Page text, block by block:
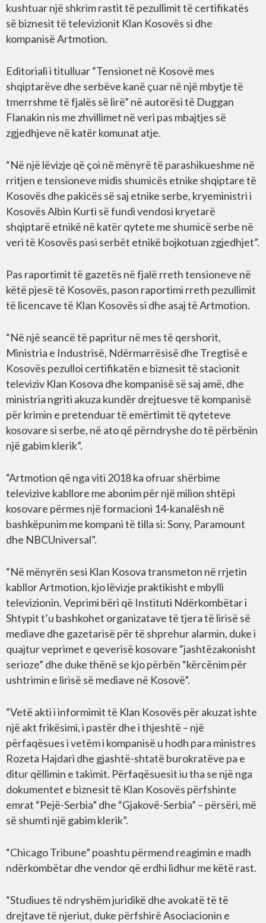
kushtuar një shkrim rastit të pezullimit të certifikatës
së biznesit të televizionit Klan Kosovës si dhe
kompanisë Artmotion.
Editoriali i titulluar “Tensionet në Kosovë mes
shqiptarëve dhe serbëve kanë çuar në një mbytje të
tmerrshme të fjalës së lirë” në autorësi të Duggan
Flanakin nis me zhvillimet në veri pas mbajtjes së
zgjedhjeve në katër komunat atje.
“Në një lëvizje që çoi në mënyrë të parashikueshme në
rritjen e tensioneve midis shumicës etnike shqiptare të
Kosovës dhe pakicës së saj etnike serbe, kryeministri i
Kosovës Albin Kurti së fundi vendosi kryetarë
shqiptarë etnikë në katër qytete me shumicë serbe në
veri të Kosovës pasi serbët etnikë bojkotuan zgjedhjet”.
Pas raportimit të gazetës në fjalë rreth tensioneve në
këtë pjesë të Kosovës, pason raportimi rreth pezullimit
të licencave të Klan Kosovës si dhe asaj të Artmotion.
“Në një seancë të papritur në mes të qershorit,
Ministria e Industrisë, Ndërmarrësisë dhe Tregtisë e
Kosovës pezulloi certifikatën e biznesit të stacionit
televiziv Klan Kosova dhe kompanisë së saj amë, dhe
ministria ngriti akuza kundër drejtuesve të kompanisë
për krimin e pretenduar të emërtimit të qyteteve
kosovare si serbe, në ato që përndryshe do të përbënin
një gabim klerik”.
“Artmotion që nga viti 2018 ka ofruar shërbime
televizive kabllore me abonim për një milion shtëpi
kosovare përmes një formacioni 14-kanalësh në
bashkëpunim me kompani të tilla si: Sony, Paramount
dhe NBCUniversal”.
“Në mënyrën sesi Klan Kosova transmeton në rrjetin
kabllor Artmotion, kjo lëvizje praktikisht e mbylli
televizionin. Veprimi bëri që Instituti Ndërkombëtar i
Shtypit t’u bashkohet organizatave të tjera të lirisë së
mediave dhe gazetarisë për të shprehur alarmin, duke i
quajtur veprimet e qeverisë kosovare “jashtëzakonisht
serioze” dhe duke thënë se kjo përbën “kërcënim për
ushtrimin e lirisë së mediave në Kosovë”.
“Vetë akti i informimit të Klan Kosovës për akuzat ishte
një akt frikësimi, i pastër dhe i thjeshtë – një
përfaqësues i vetëm i kompanisë u hodh para ministres
Rozeta Hajdari dhe gjashtë-shtatë burokratëve pa e
ditur qëllimin e takimit. Përfaqësuesit iu tha se një nga
dokumentet e biznesit të Klan Kosovës përfshinte
emrat “Pejë-Serbia” dhe “Gjakovë-Serbia” – përsëri, më
së shumti një gabim klerik”.
“Chicago Tribune” poashtu përmend reagimin e madh
ndërkombëtar dhe vendor që erdhi lidhur me këtë rast.
“Studiues të ndryshëm juridikë dhe avokatë të të
drejtave të njeriut, duke përfshirë Asociacionin e